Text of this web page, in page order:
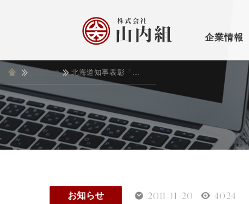
企業情報
ホーム
お知らせ 北海道知事表彰「北海道ゼロ・エミ優秀賞」
お知らせ 2011-11-20 4024